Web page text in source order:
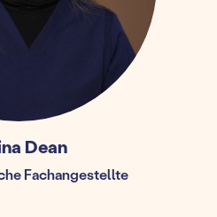
Dean
Fachangestellte